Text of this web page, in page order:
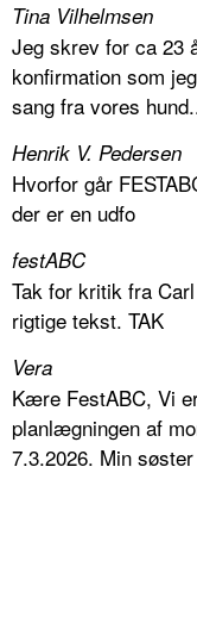
Tina Vilhelmsen
Jeg skrev for ca 23
konfirmation som
sang fra vores
Henrik V. Pedersen
Hvorfor går
der er en udfo
festABC
Tak for kritik fra
rigtige tekst. TAK
Vera
Kære FestABC, Vi
planlægningen af
7.3.2026. Min